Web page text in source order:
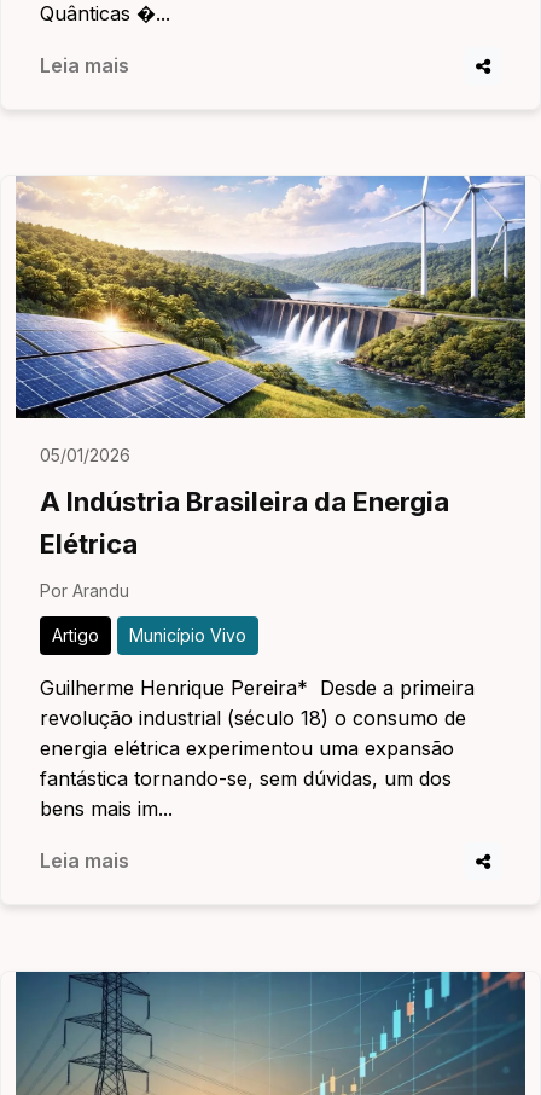
Quânticas �...
Leia mais
05/01/2026
A Indústria Brasileira da Energia
Elétrica
Por Arandu
Artigo Município Vivo
Guilherme Henrique Pereira* Desde a primeira
revolução industrial (século 18) o consumo de
energia elétrica experimentou uma expansão
fantástica tornando-se, sem dúvidas, um dos
bens mais im...
Leia mais